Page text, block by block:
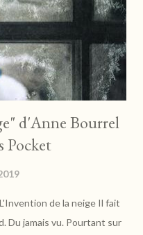
d'Anne Bourrel
Pocket
de la neige Il fait
Du jamais vu. Pourtant sur